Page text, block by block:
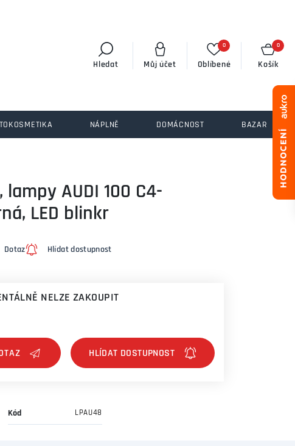
Hledat Můj účet
0
Oblíbené
0
Košík
NÁPLNĚ DOMÁCNOST BAZAR
AUDI 100 C4-
LED blinkr
Dotaz Hlídat dostupnost
NELZE ZAKOUPIT
Kód LPAU48